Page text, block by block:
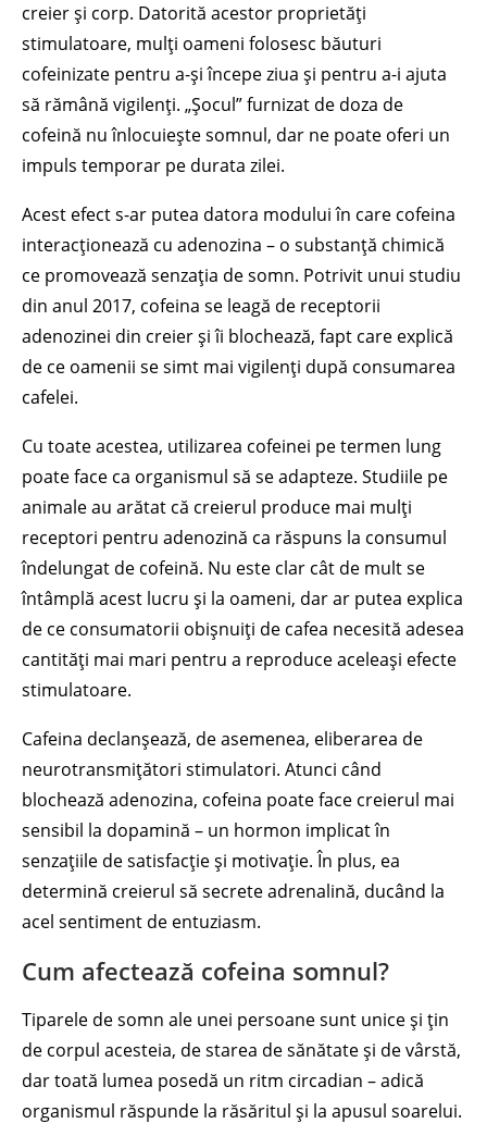
creier și corp. Datorită acestor proprietăți
stimulatoare, mulți oameni folosesc băuturi
cofeinizate pentru a-și începe ziua și pentru a-i ajuta
să rămână vigilenți. „Șocul” furnizat de doza de
cofeină nu înlocuiește somnul, dar ne poate oferi un
impuls temporar pe durata zilei.
Acest efect s-ar putea datora modului în care cofeina
interacționează cu adenozina – o substanță chimică
ce promovează senzația de somn. Potrivit unui studiu
din anul 2017, cofeina se leagă de receptorii
adenozinei din creier și îi blochează, fapt care explică
de ce oamenii se simt mai vigilenți după consumarea
cafelei.
Cu toate acestea, utilizarea cofeinei pe termen lung
poate face ca organismul să se adapteze. Studiile pe
animale au arătat că creierul produce mai mulți
receptori pentru adenozină ca răspuns la consumul
îndelungat de cofeină. Nu este clar cât de mult se
întâmplă acest lucru și la oameni, dar ar putea explica
de ce consumatorii obișnuiți de cafea necesită adesea
cantități mai mari pentru a reproduce aceleași efecte
stimulatoare.
Cafeina declanșează, de asemenea, eliberarea de
neurotransmițători stimulatori. Atunci când
blochează adenozina, cofeina poate face creierul mai
sensibil la dopamină – un hormon implicat în
senzațiile de satisfacție și motivație. În plus, ea
determină creierul să secrete adrenalină, ducând la
acel sentiment de entuziasm.
Cum afectează cofeina somnul?
Tiparele de somn ale unei persoane sunt unice și țin
de corpul acesteia, de starea de sănătate și de vârstă,
dar toată lumea posedă un ritm circadian – adică
organismul răspunde la răsăritul și la apusul soarelui.